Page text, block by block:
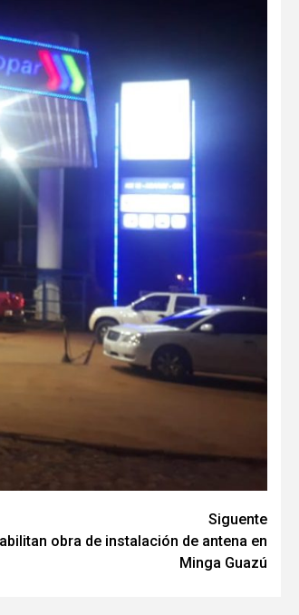
Siguente
obra de instalación de antena en
Minga Guazú